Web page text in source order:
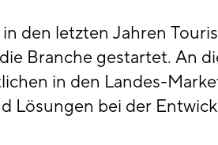
den letzten Jahren
Branche gestartet. An
in den Landes-
Lösungen bei der